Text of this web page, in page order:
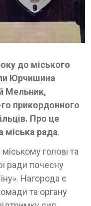
до міського
Юрчишина
Мельник,
прикордонного
Про це
міська рада.
голові та
ради почесну
Нагорода є
та органу